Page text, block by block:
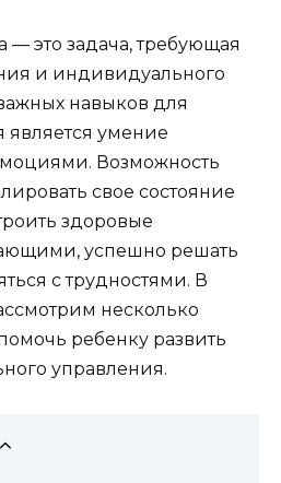
— это задача, требующая
и индивидуального
навыков для
является умение
Возможность
свое состояние
здоровые
успешно решать
с трудностями. В
несколько
ребенку развить
управления.